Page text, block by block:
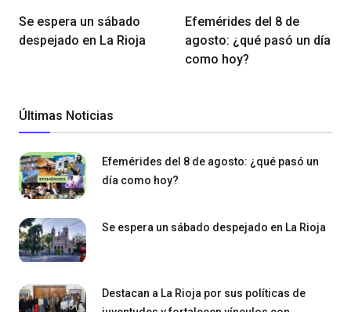
Se espera un sábado
despejado en La Rioja
Efemérides del 8 de
agosto: ¿qué pasó un día
como hoy?
Últimas Noticias
Efemérides del 8 de agosto: ¿qué pasó un
día como hoy?
Se espera un sábado despejado en La Rioja
Destacan a La Rioja por sus políticas de